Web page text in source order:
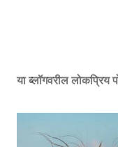
या ब्लॉगवरील लोकप्रिय